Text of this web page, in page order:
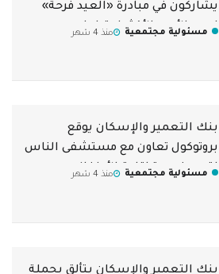
يشاركون في مبادرة «العيد فرحة»
لدعم الأسر الأكثر احتياجا
مسئولية مجتمعية منذ 4 شهر
بنك التعمير والإسكان يوقع
بروتوكول تعاون مع مستشفى الناس
لتجهيز وحدة إقامة الأطفال
مسئولية مجتمعية منذ 4 شهر
بنك التعمير والإسكان يتألق بحملة